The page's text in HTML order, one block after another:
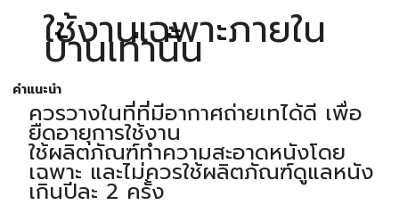
ใช้งานเฉพาะภายใน
บ้านเท่านั้น
คำแนะนำ
ควรวางในที่ที่มีอากาศถ่ายเทได้ดี เพื่อ
ยืดอายุการใช้งาน
ใช้ผลิตภัณฑ์ทำความสะอาดหนังโดย
เฉพาะ และไม่ควรใช้ผลิตภัณฑ์ดูแลหนัง
เกินปีละ 2 ครั้ง